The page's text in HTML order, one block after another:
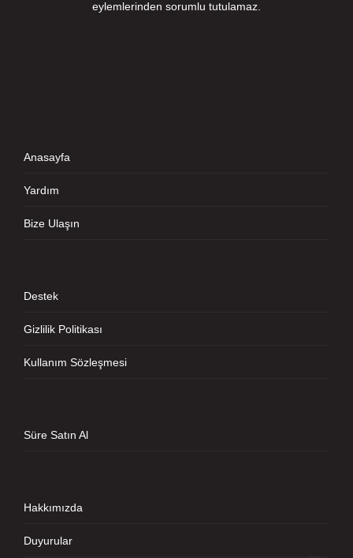
eylemlerinden sorumlu tutulamaz.
Anasayfa
Yardım
Bize Ulaşın
Destek
Gizlilik Politikası
Kullanım Sözleşmesi
Süre Satın Al
Hakkımızda
Duyurular